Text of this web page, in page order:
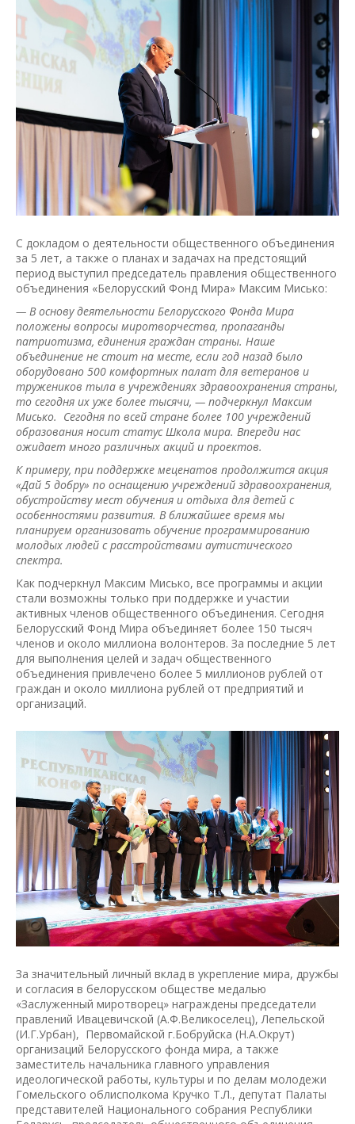
С докладом о деятельности общественного объединения
за 5 лет, а также о планах и задачах на предстоящий
период выступил председатель правления общественного
объединения «Белорусский Фонд Мира» Максим Мисько:
— В основу деятельности Белорусского Фонда Мира
положены вопросы миротворчества, пропаганды
патриотизма, единения граждан страны. Наше
объединение не стоит на месте, если год назад было
оборудовано 500 комфортных палат для ветеранов и
тружеников тыла в учреждениях здравоохранения страны,
то сегодня их уже более тысячи, — подчеркнул Максим
Мисько. Сегодня по всей стране более 100 учреждений
образования носит статус Школа мира. Впереди нас
ожидает много различных акций и проектов.
К примеру, при поддержке меценатов продолжится акция
«Дай 5 добру» по оснащению учреждений здравоохранения,
обустройству мест обучения и отдыха для детей с
особенностями развития. В ближайшее время мы
планируем организовать обучение программированию
молодых людей с расстройствами аутистического
спектра.
Как подчеркнул Максим Мисько, все программы и акции
стали возможны только при поддержке и участии
активных членов общественного объединения. Сегодня
Белорусский Фонд Мира объединяет более 150 тысяч
членов и около миллиона волонтеров. За последние 5 лет
для выполнения целей и задач общественного
объединения привлечено более 5 миллионов рублей от
граждан и около миллиона рублей от предприятий и
организаций.
За значительный личный вклад в укрепление мира, дружбы
и согласия в белорусском обществе медалью
«Заслуженный миротворец» награждены председатели
правлений Ивацевичской (А.Ф.Великоселец), Лепельской
(И.Г.Урбан), Первомайской г.Бобруйска (Н.А.Окрут)
организаций Белорусского фонда мира, а также
заместитель начальника главного управления
идеологической работы, культуры и по делам молодежи
Гомельского облисполкома Кручко Т.Л., депутат Палаты
представителей Национального собрания Республики